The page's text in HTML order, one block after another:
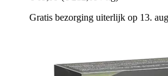
Gratis bezorging uiterlijk op 13.